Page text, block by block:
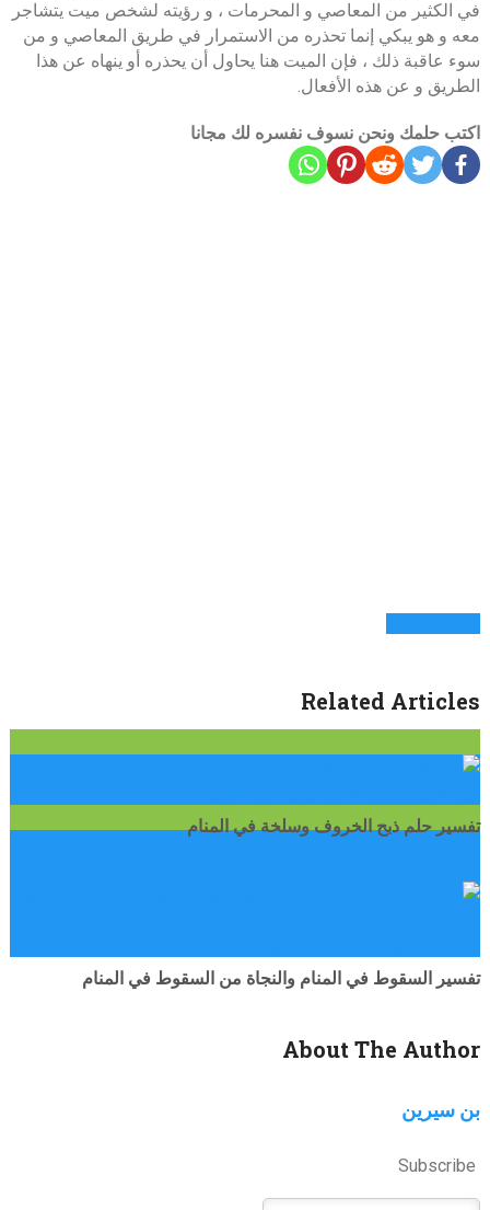
في الكثير من المعاصي و المحرمات ، و رؤيته لشخص ميت يتشاجر
معه و هو يبكي إنما تحذره من الاستمرار في طريق المعاصي و من
سوء عاقبة ذلك ، فإن الميت هنا يحاول أن يحذره أو ينهاه عن هذا
الطريق و عن هذه الأفعال.
اكتب حلمك ونحن نسوف نفسره لك مجانا
Related Articles
تفسير حلم ذبح الخروف وسلخة في المنام
تفسير السقوط في المنام والنجاة من السقوط في المنام
About The Author
بن سيرين
Subscribe